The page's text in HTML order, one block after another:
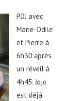
PDJ avec
Marie-Odile
et Pierre à
6h30 après
un réveil à
4h45. Jojo
est déjà